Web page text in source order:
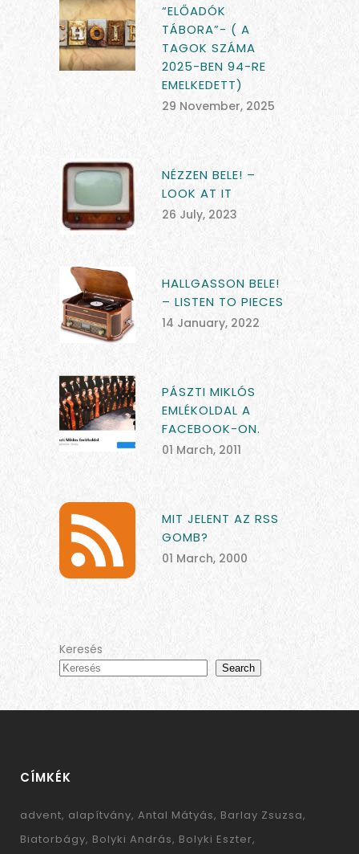
“ELŐADÓK
TÁBORA”- ( A
TAGOK SZÁMA
2025-BEN 94-RE
EMELKEDETT)
29 November, 2025
NÉZZEN BELE! –
LOOK AT IT
26 July, 2023
HALLGASSON BELE!
– LISTEN TO PIECES
14 January, 2022
PÁSZTI MIKLÓS
EMLÉKOLDAL A
FACEBOOK-ON.
01 March, 2011
MIT JELENT AZ RSS
GOMB?
01 March, 2000
Keresés
Search
CÍMKÉK
advent alapítvány Antal Mátyás Barlay Zsuzsa
Biatorbágy Bolyki András Bolyki Eszter